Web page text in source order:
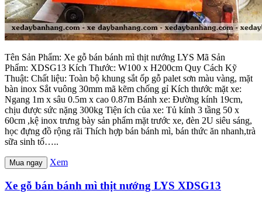
Tên Sản Phẩm: Xe gỗ bán bánh mì thịt nướng LYS Mã Sản
Phẩm: XDSG13 Kích Thước: W100 x H200cm Quy Cách Kỹ
Thuật: Chất liệu: Toàn bộ khung sắt ốp gỗ palet sơn màu vàng, mặt
bàn inox Sắt vuông 30mm mã kẽm chống gỉ Kích thước mặt xe:
Ngang 1m x sâu 0.5m x cao 0.87m Bánh xe: Đường kính 19cm,
chịu được sức nặng 300kg Tiện ích của xe: Tủ kính 3 tầng 50 x
60cm ,kệ inox trưng bày sản phẩm mặt trước xe, đèn 2U siêu sáng,
học đựng đồ rộng rãi Thích hợp bán bánh mì, bán thức ăn nhanh,trà
sữa sinh tố…..
Mua ngay Xem
Xe gỗ bán bánh mì thịt nướng LYS XDSG13